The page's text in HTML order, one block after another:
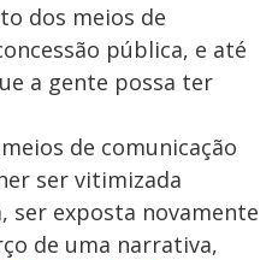
dos meios de
pública, e até
a gente possa ter
de comunicação
ser vitimizada
ser exposta novamente
de uma narrativa,